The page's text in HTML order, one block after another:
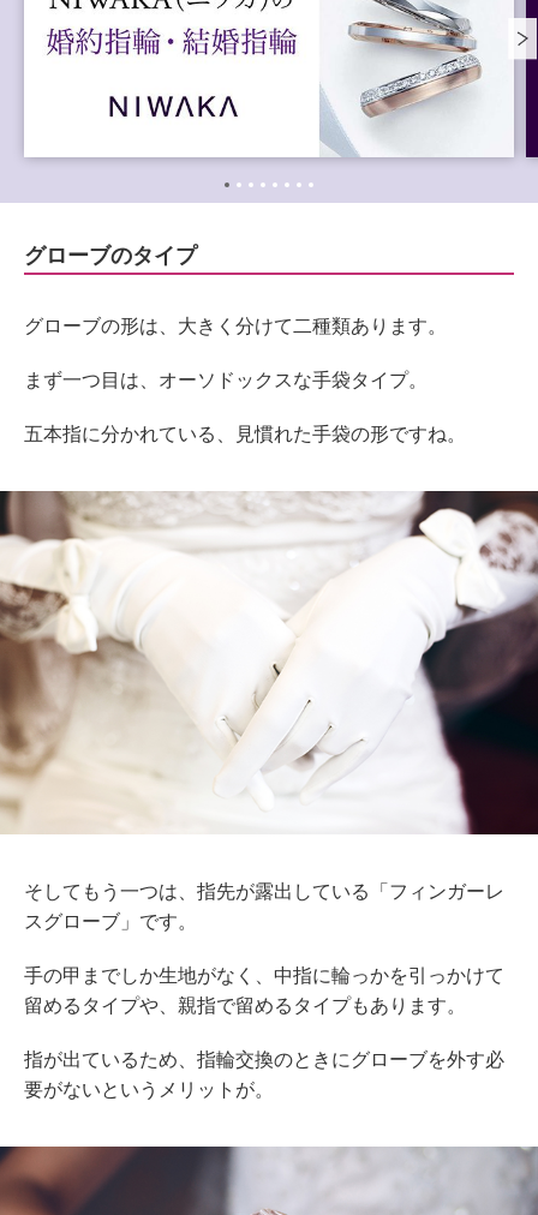
グローブのタイプ
グローブの形は、大きく分けて二種類あります。
まず一つ目は、オーソドックスな手袋タイプ。
五本指に分かれている、見慣れた手袋の形ですね。
そしてもう一つは、指先が露出している「フィンガーレ
スグローブ」です。
手の甲までしか生地がなく、中指に輪っかを引っかけて
留めるタイプや、親指で留めるタイプもあります。
指が出ているため、指輪交換のときにグローブを外す必
要がないというメリットが。